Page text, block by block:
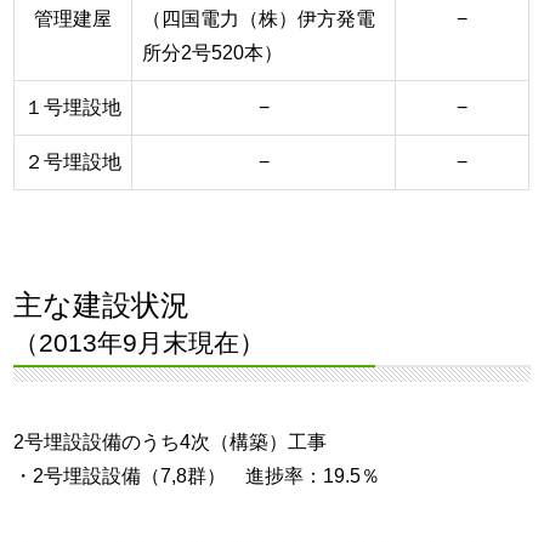
管理建屋
（四国電力（株）伊方発電
所分2号520本）
−
１号埋設地 − −
２号埋設地 − −
主な建設状況
（2013年9月末現在）
2号埋設設備のうち4次（構築）工事
・2号埋設設備（7,8群） 進捗率：19.5％